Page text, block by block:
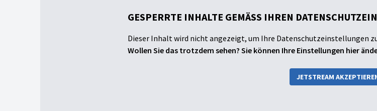
GESPERRTE INHALTE GEMÄSS IHREN
Dieser Inhalt wird nicht angezeigt, um Ihre Datenschutzeinstellungen
Wollen Sie das trotzdem sehen? Sie können Ihre Einstellungen hier
JETSTREAM